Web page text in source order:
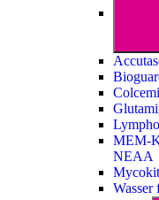
MEM-
NEAA
Mycokit